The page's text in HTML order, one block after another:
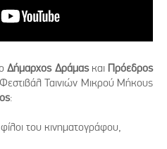
οΔήμαρχος ΔράμαςκαιΠρόεδρος
Ταινιών Μικρού Μήκους
:
του κινηματογράφου,